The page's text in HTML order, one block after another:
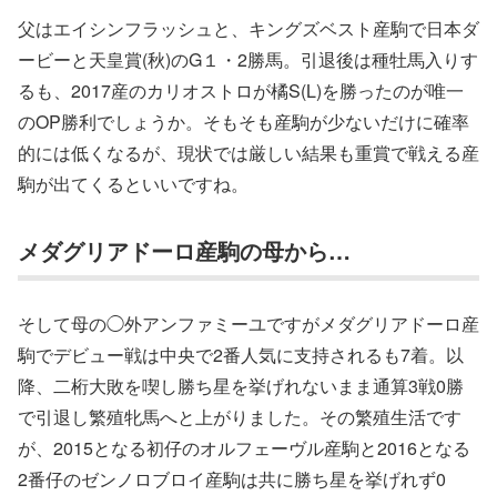
父はエイシンフラッシュと、キングズベスト産駒で日本ダ
ービーと天皇賞(秋)のG１・2勝馬。引退後は種牡馬入りす
るも、2017産のカリオストロが橘S(L)を勝ったのが唯一
のOP勝利でしょうか。そもそも産駒が少ないだけに確率
的には低くなるが、現状では厳しい結果も重賞で戦える産
駒が出てくるといいですね。
メダグリアドーロ産駒の母から…
そして母の◯外アンファミーユですがメダグリアドーロ産
駒でデビュー戦は中央で2番人気に支持されるも7着。以
降、二桁大敗を喫し勝ち星を挙げれないまま通算3戦0勝
で引退し繁殖牝馬へと上がりました。その繁殖生活です
が、2015となる初仔のオルフェーヴル産駒と2016となる
2番仔のゼンノロブロイ産駒は共に勝ち星を挙げれず0